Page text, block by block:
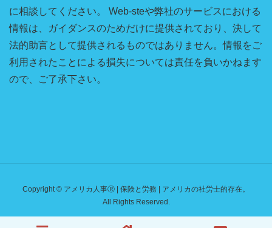
に相談してください。 Web-steや弊社のサービスにおける
情報は、ガイダンスのためだけに提供されており、決して
法的助言として提供されるものではありません。情報をご
利用されたことによる損失については責任を負いかねます
ので、ご了承下さい。
Copyright © アメリカ人事Ⓡ | 保険と労務 | アメリカの社労士的存在。
All Rights Reserved.